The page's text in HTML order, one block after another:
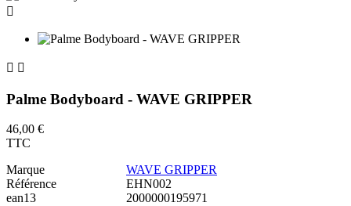

 
Palme Bodyboard - WAVE GRIPPER
46,00 €
TTC
Marque
WAVE GRIPPER
Référence
EHN002
ean13
2000000195971